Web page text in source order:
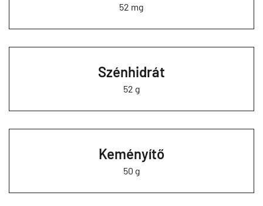
52 mg
Szénhidrát
52 g
Keményítő
50 g